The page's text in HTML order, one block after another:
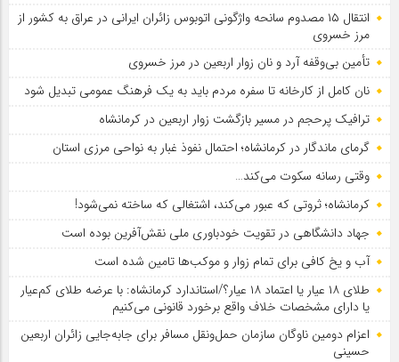
انتقال ۱۵ مصدوم سانحه واژگونی اتوبوس زائران ایرانی در عراق به کشور از
مرز خسروی
تأمین بی‌وقفه آرد و نان زوار اربعین در مرز خسروی
نان کامل از کارخانه تا سفره مردم باید به یک فرهنگ عمومی تبدیل شود
ترافیک پرحجم در مسیر بازگشت زوار اربعین در کرمانشاه
گرمای ماندگار در کرمانشاه؛ احتمال نفوذ غبار به نواحی مرزی استان
وقتی رسانه سکوت می‌کند…
کرمانشاه؛ ثروتی که عبور می‌کند، اشتغالی که ساخته نمی‌شود!
جهاد دانشگاهی در تقویت خودباوری ملی نقش‌آفرین بوده است
آب و یخ کافی برای تمام زوار و موکب‌ها تامین شده است
طلای ۱۸ عیار یا اعتماد ۱۸ عیار؟/استاندارد کرمانشاه: با عرضه طلای کم‌عیار
یا دارای مشخصات خلاف واقع برخورد قانونی می‌کنیم
اعزام دومین ناوگان سازمان حمل‌ونقل مسافر برای جابه‌جایی زائران اربعین
حسینی